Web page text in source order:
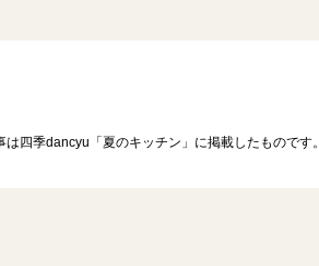
は四季dancyu「夏のキッチン」に掲載したものです。